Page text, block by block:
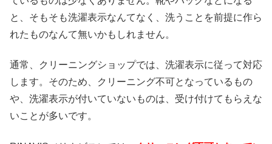
と、そもそも洗濯表示なんてなく、洗うことを前提に作ら
れたものなんて無いかもしれません。
通常、クリーニングショップでは、洗濯表示に従って対応
します。そのため、クリーニング不可となっているもの
や、洗濯表示が付いていないものは、受け付けてもらえな
いことが多いです。